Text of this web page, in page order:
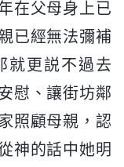
在父母身上已
已經無法彌補
就更説不過去
慰、讓街坊鄰
照顧母親，認
神的話中她明